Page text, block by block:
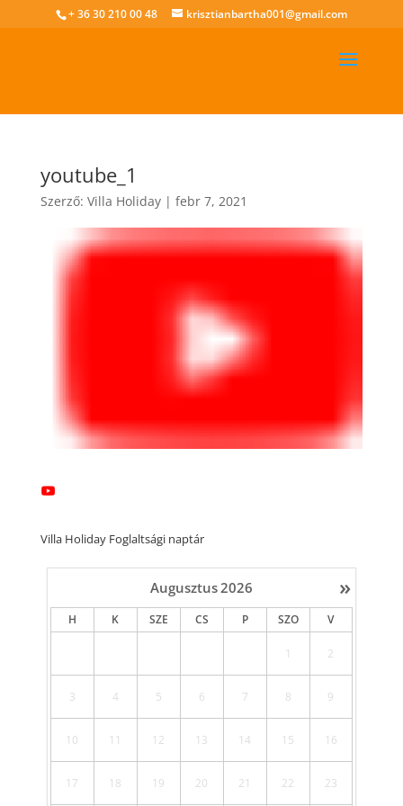
+ 36 30 210 00 48 krisztianbartha001@gmail.com
youtube_1
Szerző: Villa Holiday| febr 7, 2021
Villa Holiday Foglaltsági naptár
»
Augusztus2026
H K SZE CS P SZO V
1 2
3 4 5 6 7 8 9
10 11 12 13 14 15 16
17 18 19 20 21 22 23